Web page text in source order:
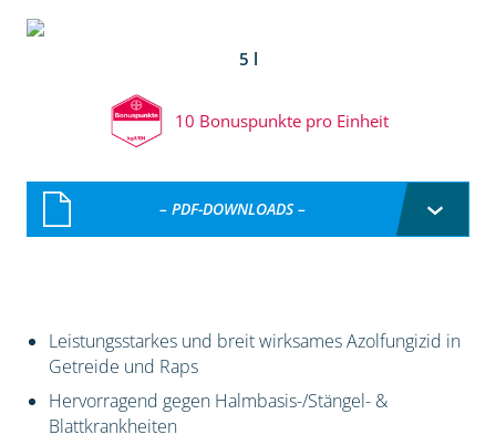
5 l
10 Bonuspunkte pro Einheit
– PDF-DOWNLOADS –
Leistungsstarkes und breit wirksames Azolfungizid in
Getreide und Raps
Hervorragend gegen Halmbasis-/Stängel- &
Blattkrankheiten